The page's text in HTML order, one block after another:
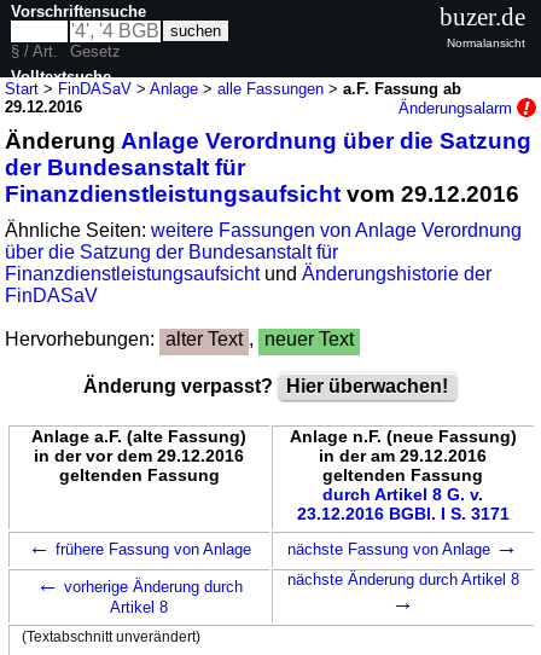
Start > FinDASaV >Anlage >alle Fassungen >a.F. Fassung ab
29.12.2016
Änderungsalarm
Änderung Anlage Verordnung über die Satzung
der Bundesanstalt für
Finanzdienstleistungsaufsicht vom 29.12.2016
Ähnliche Seiten:weitere Fassungen von Anlage Verordnung
über die Satzung der Bundesanstalt für
FinanzdienstleistungsaufsichtundÄnderungshistorie der
FinDASaV
Hervorhebungen: alter Text , neuer Text
Änderung verpasst? Hier überwachen!
Anlage a.F. (alte Fassung)
in der vor dem 29.12.2016
geltenden Fassung
Anlage n.F. (neue Fassung)
in der am 29.12.2016
geltenden Fassung
durch Artikel 8 G. v.
23.12.2016 BGBl. I S. 3171
← frühere Fassung von Anlage nächste Fassung von Anlage →
← vorherige Änderung durch
Artikel 8
nächste Änderung durch Artikel 8
→
(Textabschnitt unverändert)
Vorschriftensuche
§ / Art.
Gesetz
Volltextsuche
buzer.de
Normalansicht